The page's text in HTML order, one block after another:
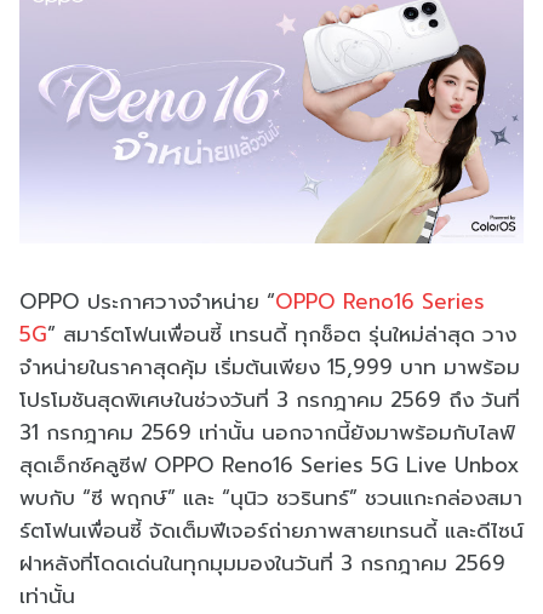
OPPO ประกาศวางจำหน่าย “OPPO Reno16 Series
5G” สมาร์ตโฟนเพื่อนซี้ เทรนดี้ ทุกช็อต รุ่นใหม่ล่าสุด วาง
จำหน่ายในราคาสุดคุ้ม เริ่มต้นเพียง 15,999 บาท มาพร้อม
โปรโมชันสุดพิเศษในช่วงวันที่ 3 กรกฎาคม 2569 ถึง วันที่
31 กรกฎาคม 2569 เท่านั้น นอกจากนี้ยังมาพร้อมกับไลฟ์
สุดเอ็กซ์คลูซีฟ OPPO Reno16 Series 5G Live Unbox
พบกับ “ซี พฤกษ์” และ “นุนิว ชวรินทร์” ชวนแกะกล่องสมา
ร์ตโฟนเพื่อนซี้ จัดเต็มฟีเจอร์ถ่ายภาพสายเทรนดี้ และดีไซน์
ฝาหลังที่โดดเด่นในทุกมุมมองในวันที่ 3 กรกฎาคม 2569
เท่านั้น